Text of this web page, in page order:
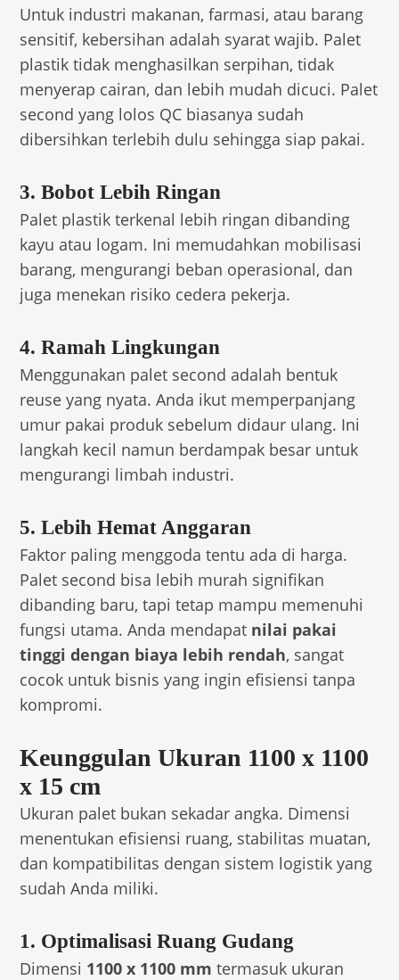
Untuk industri makanan, farmasi, atau barang
sensitif, kebersihan adalah syarat wajib. Palet
plastik tidak menghasilkan serpihan, tidak
menyerap cairan, dan lebih mudah dicuci. Palet
second yang lolos QC biasanya sudah
dibersihkan terlebih dulu sehingga siap pakai.
3. Bobot Lebih Ringan
Palet plastik terkenal lebih ringan dibanding
kayu atau logam. Ini memudahkan mobilisasi
barang, mengurangi beban operasional, dan
juga menekan risiko cedera pekerja.
4. Ramah Lingkungan
Menggunakan palet second adalah bentuk
reuse yang nyata. Anda ikut memperpanjang
umur pakai produk sebelum didaur ulang. Ini
langkah kecil namun berdampak besar untuk
mengurangi limbah industri.
5. Lebih Hemat Anggaran
Faktor paling menggoda tentu ada di harga.
Palet second bisa lebih murah signifikan
dibanding baru, tapi tetap mampu memenuhi
fungsi utama. Anda mendapat nilai pakai
tinggi dengan biaya lebih rendah, sangat
cocok untuk bisnis yang ingin efisiensi tanpa
kompromi.
Keunggulan Ukuran 1100 x 1100
x 15 cm
Ukuran palet bukan sekadar angka. Dimensi
menentukan efisiensi ruang, stabilitas muatan,
dan kompatibilitas dengan sistem logistik yang
sudah Anda miliki.
1. Optimalisasi Ruang Gudang
Dimensi 1100 x 1100 mm termasuk ukuran